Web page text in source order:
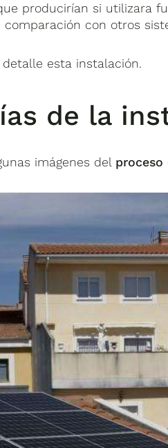
producirían si utilizara
comparación con otros
esta instalación.
de la
imágenes del